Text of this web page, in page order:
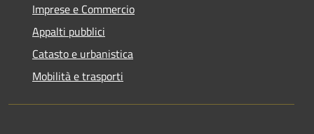
Imprese e Commercio
Appalti pubblici
Catasto e urbanistica
Mobilità e trasporti